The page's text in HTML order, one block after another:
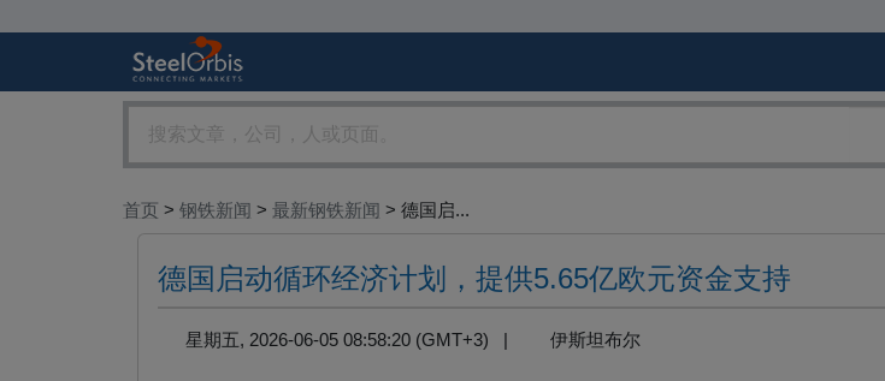
首页 > 钢铁新闻 > 最新钢铁新闻 > 德国启...
德国启动循环经济计划，提供5.65亿欧元资金支持
星期五, 2026-06-05 08:58:20 (GMT+3) | 伊斯坦布尔